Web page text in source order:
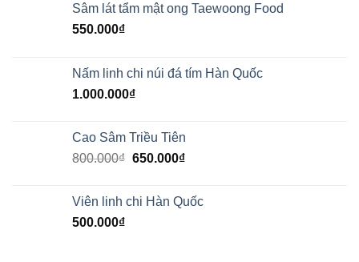
Sâm lát tẩm mật ong Taewoong Food
550.000₫
Nấm linh chi núi đá tím Hàn Quốc
1.000.000₫
Cao Sâm Triều Tiên
800.000₫ 650.000₫
Viên linh chi Hàn Quốc
500.000₫